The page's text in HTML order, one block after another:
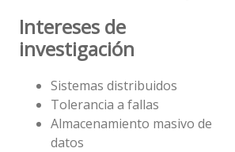
Intereses de
investigación
Sistemas distribuidos
Tolerancia a fallas
Almacenamiento masivo de
datos